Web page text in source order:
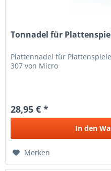
Tonnadel für
Plattennadel für
307 von Micro
28,95 € *
In den
Merken